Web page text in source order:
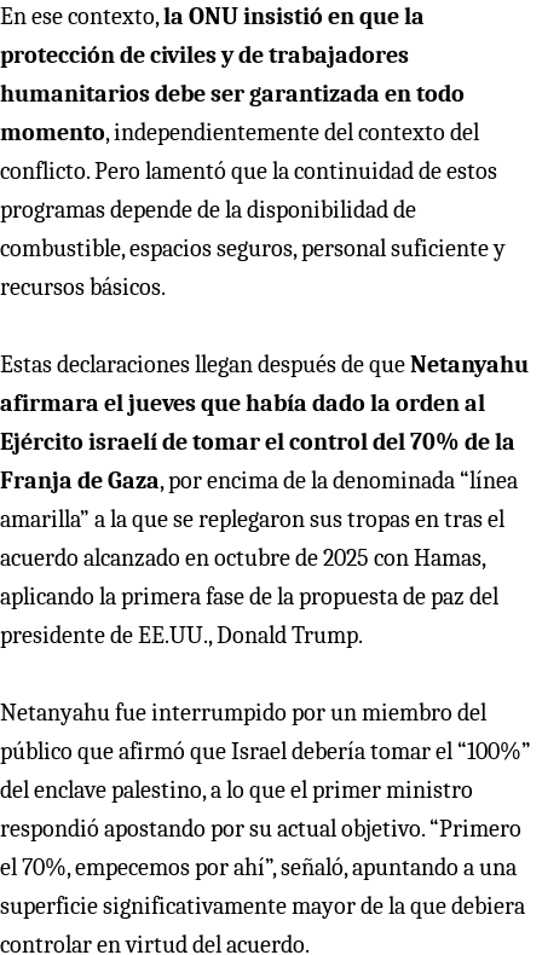
En ese contexto,la ONU insistió en que la
protección de civiles y de trabajadores
humanitarios debe ser garantizada en todo
momento, independientemente del contexto del
conflicto. Pero lamentó que la continuidad de estos
programas depende de la disponibilidad de
combustible, espacios seguros, personal suficiente y
recursos básicos.
Estas declaraciones llegan después de queNetanyahu
afirmara el jueves que había dado la orden al
Ejército israelí de tomar el control del 70% de la
Franja de Gaza, por encima de la denominada “línea
amarilla” a la que se replegaron sus tropas en tras el
acuerdo alcanzado en octubre de 2025 con Hamas,
aplicando la primera fase de la propuesta de paz del
presidente de EE.UU., Donald Trump.
Netanyahu fue interrumpido por un miembro del
público que afirmó que Israel debería tomar el “100%”
del enclave palestino, a lo que el primer ministro
respondió apostando por su actual objetivo. “Primero
el 70%, empecemos por ahí”, señaló, apuntando a una
superficie significativamente mayor de la que debiera
controlar en virtud del acuerdo.